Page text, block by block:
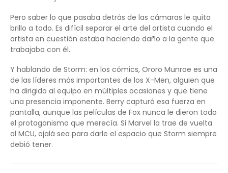
Pero saber lo que pasaba detrás de las cámaras le quita
brillo a todo. Es difícil separar el arte del artista cuando el
artista en cuestión estaba haciendo daño a la gente que
trabajaba con él.
Y hablando de Storm: en los cómics, Ororo Munroe es una
de las líderes más importantes de los X-Men, alguien que
ha dirigido al equipo en múltiples ocasiones y que tiene
una presencia imponente. Berry capturó esa fuerza en
pantalla, aunque las películas de Fox nunca le dieron todo
el protagonismo que merecía. Si Marvel la trae de vuelta
al MCU, ojalá sea para darle el espacio que Storm siempre
debió tener.